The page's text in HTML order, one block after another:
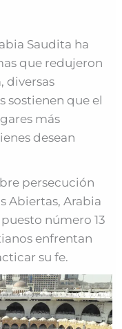
Saudita ha
que redujeron
diversas
sostienen que el
más
desean
persecución
Abiertas, Arabia
número 13
enfrentan
su fe.